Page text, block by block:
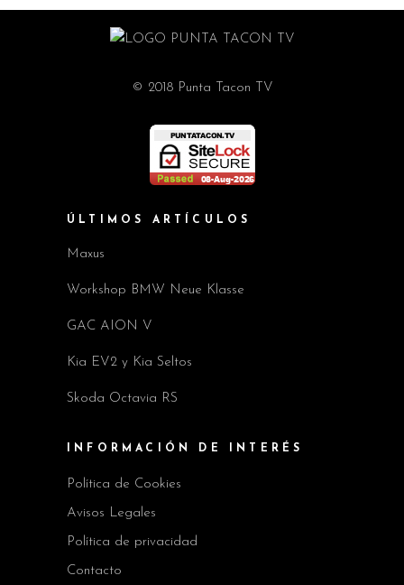
© 2018 Punta Tacon TV
ÚLTIMOS ARTÍCULOS
Maxus
Workshop BMW Neue Klasse
GAC AION V
Kia EV2 y Kia Seltos
Skoda Octavia RS
INFORMACIÓN DE INTERÉS
Política de Cookies
Avisos Legales
Política de privacidad
Contacto